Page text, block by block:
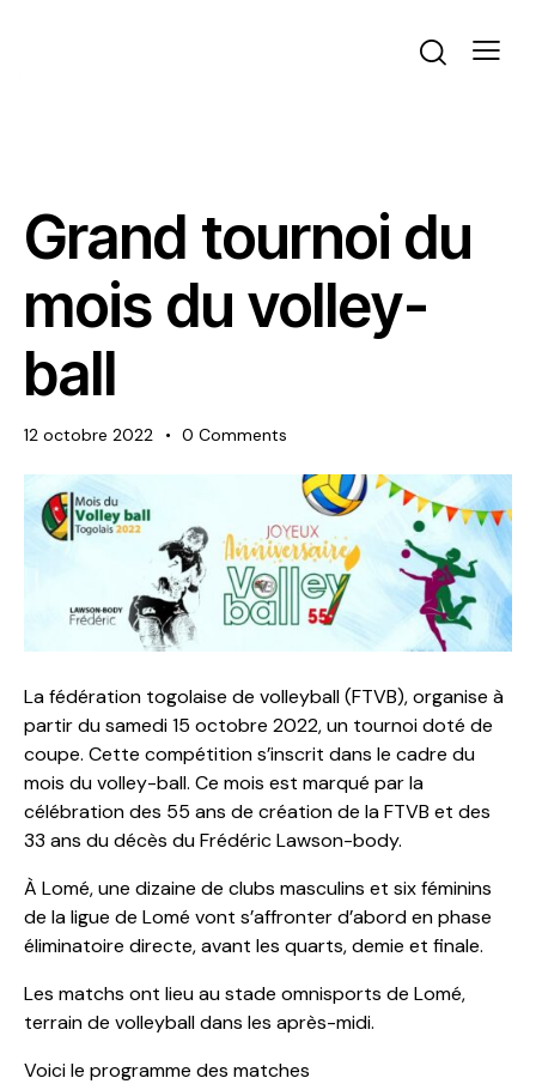
Grand tournoi du
mois du volley-
ball
12 octobre 2022 0 Comments
La fédération togolaise de volleyball (FTVB), organise à
partir du samedi 15 octobre 2022, un tournoi doté de
coupe. Cette compétition s’inscrit dans le cadre du
mois du volley-ball. Ce mois est marqué par la
célébration des 55 ans de création de la FTVB et des
33 ans du décès du Frédéric Lawson-body.
À Lomé, une dizaine de clubs masculins et six féminins
de la ligue de Lomé vont s’affronter d’abord en phase
éliminatoire directe, avant les quarts, demie et finale.
Les matchs ont lieu au stade omnisports de Lomé,
terrain de volleyball dans les après-midi.
Voici le programme des matches